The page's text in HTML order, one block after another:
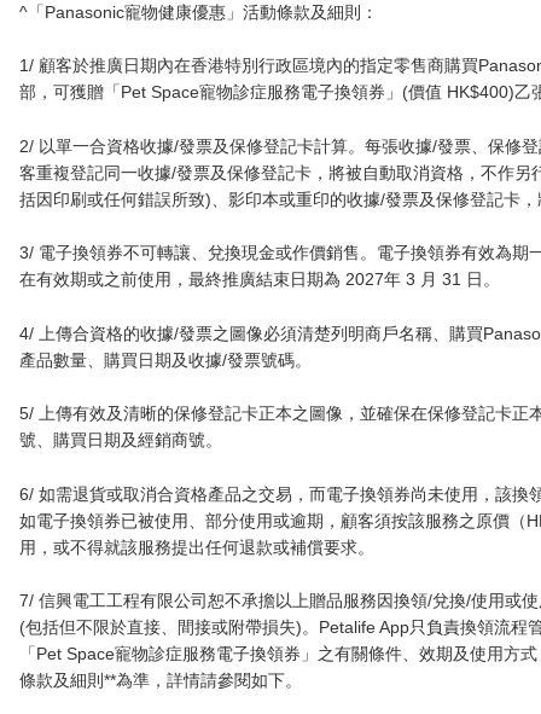
^「Panasonic寵物健康優惠」活動條款及細則：
1/ 顧客於推廣日期內在香港特別行政區境內的指定零售商購買
部，可獲贈「Pet Space寵物診症服務電子換領券」(價值 HK$400)乙
2/ 以單一合資格收據/發票及保修登記卡計算。每張收據/發票、保修
客重複登記同一收據/發票及保修登記卡，將被自動取消資格，不作
括因印刷或任何錯誤所致)、影印本或重印的收據/發票及保修登記卡
3/ 電子換領券不可轉讓、兌換現金或作價銷售。電子換領券有效為期
在有效期或之前使用，最終推廣結束日期為 2027年 3 月 31 日。
4/ 上傳合資格的收據/發票之圖像必須清楚列明商戶名稱、購買
產品數量、購買日期及收據/發票號碼。
5/ 上傳有效及清晰的保修登記卡正本之圖像，並確保在保修登記卡正
號、購買日期及經銷商號。
6/ 如需退貨或取消合資格產品之交易，而電子換領券尚未使用，該換
如電子換領券已被使用、部分使用或逾期，顧客須按該服務之原價（
用，或不得就該服務提出任何退款或補償要求。
7/ 信興電工工程有限公司恕不承擔以上贈品服務因換領/兌換/使用或
(包括但不限於直接、間接或附帶損失)。Petalife App只負責換領流程
「Pet Space寵物診症服務電子換領券」之有關條件、效期及使用方
條款及細則**為準，詳情請參閱如下。